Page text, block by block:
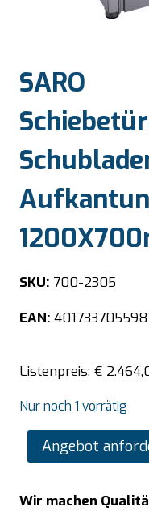
SARO
SKU: 700-2305
EAN:
Listenpreis: €
Nur noch 1 vorrätig
SARO
Schiebetürenschrank
2
Angebot
Wir machen